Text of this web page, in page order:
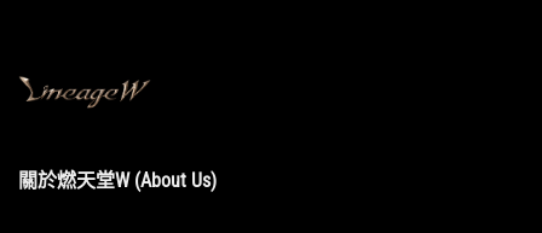
關於燃天堂W (About Us)